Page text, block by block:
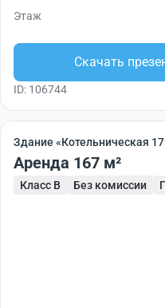
Этаж
Скачать
ID: 106744
Здание «Котельническая
Аренда 167 м²
Класс B Без комиссии